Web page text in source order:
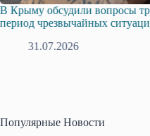
В Крыму обсудили вопросы
период чрезвычайных
31.07.2026
Популярные Новости